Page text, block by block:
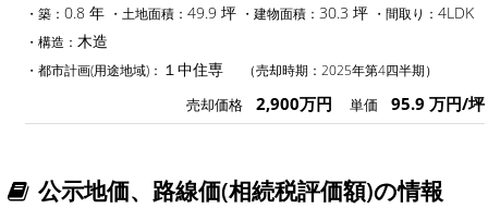
・築： 0.8 年 ・土地面積： 49.9 坪 ・建物面積： 30.3 坪 ・間取り： 4LDK
・構造： 木造
・都市計画(用途地域)： １中住専 （売却時期：2025年第4四半期）
売却価格 2,900万円 単価 95.9 万円/坪
公示地価、路線価(相続税評価額)の情報